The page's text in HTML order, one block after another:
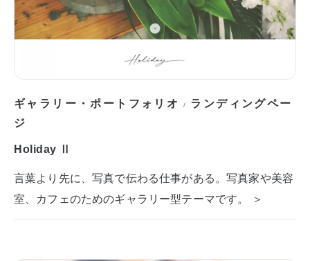
ギャラリー・ポートフォリオ / ランディングペー
ジ
Holiday Ⅱ
言葉より先に、写真で伝わる仕事がある。写真家や美容
室、カフェのためのギャラリー型テーマです。 ＞